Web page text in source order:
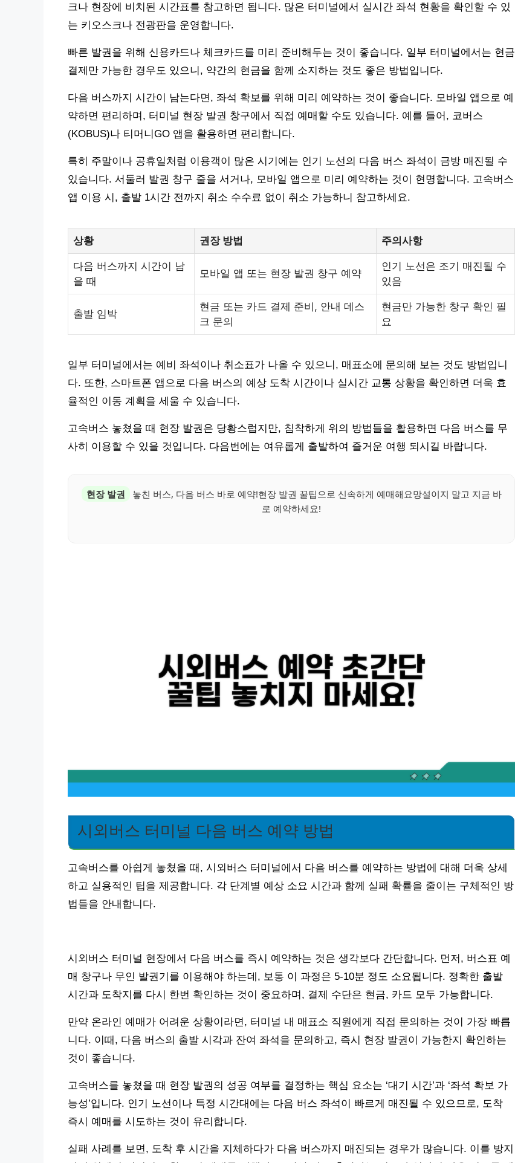
크나 현장에 비치된 시간표를 참고하면 됩니다. 많은 터미널에서 실시간 좌석 현황을 확인할 수 있
는 키오스크나 전광판을 운영합니다.
빠른 발권을 위해 신용카드나 체크카드를 미리 준비해두는 것이 좋습니다. 일부 터미널에서는 현금
결제만 가능한 경우도 있으니, 약간의 현금을 함께 소지하는 것도 좋은 방법입니다.
다음 버스까지 시간이 남는다면, 좌석 확보를 위해 미리 예약하는 것이 좋습니다. 모바일 앱으로 예
약하면 편리하며, 터미널 현장 발권 창구에서 직접 예매할 수도 있습니다. 예를 들어, 코버스
(KOBUS)나 티머니GO 앱을 활용하면 편리합니다.
특히 주말이나 공휴일처럼 이용객이 많은 시기에는 인기 노선의 다음 버스 좌석이 금방 매진될 수
있습니다. 서둘러 발권 창구 줄을 서거나, 모바일 앱으로 미리 예약하는 것이 현명합니다. 고속버스
앱 이용 시, 출발 1시간 전까지 취소 수수료 없이 취소 가능하니 참고하세요.
상황 권장 방법 주의사항
다음 버스까지 시간이 남
을 때
모바일 앱 또는 현장 발권 창구 예약
인기 노선은 조기 매진될 수
있음
출발 임박
현금 또는 카드 결제 준비, 안내 데스
크 문의
현금만 가능한 창구 확인 필
요
일부 터미널에서는 예비 좌석이나 취소표가 나올 수 있으니, 매표소에 문의해 보는 것도 방법입니
다. 또한, 스마트폰 앱으로 다음 버스의 예상 도착 시간이나 실시간 교통 상황을 확인하면 더욱 효
율적인 이동 계획을 세울 수 있습니다.
고속버스 놓쳤을 때 현장 발권은 당황스럽지만, 침착하게 위의 방법들을 활용하면 다음 버스를 무
사히 이용할 수 있을 것입니다. 다음번에는 여유롭게 출발하여 즐거운 여행 되시길 바랍니다.
현장 발권
놓친 버스, 다음 버스 바로 예약!현장 발권 꿀팁으로 신속하게 예매해요망설이지 말고 지금 바
로 예약하세요!
시외버스 터미널 다음 버스 예약 방법
고속버스를 아쉽게 놓쳤을 때, 시외버스 터미널에서 다음 버스를 예약하는 방법에 대해 더욱 상세
하고 실용적인 팁을 제공합니다. 각 단계별 예상 소요 시간과 함께 실패 확률을 줄이는 구체적인 방
법들을 안내합니다.
시외버스 터미널 현장에서 다음 버스를 즉시 예약하는 것은 생각보다 간단합니다. 먼저, 버스표 예
매 창구나 무인 발권기를 이용해야 하는데, 보통 이 과정은 5-10분 정도 소요됩니다. 정확한 출발
시간과 도착지를 다시 한번 확인하는 것이 중요하며, 결제 수단은 현금, 카드 모두 가능합니다.
만약 온라인 예매가 어려운 상황이라면, 터미널 내 매표소 직원에게 직접 문의하는 것이 가장 빠릅
니다. 이때, 다음 버스의 출발 시각과 잔여 좌석을 문의하고, 즉시 현장 발권이 가능한지 확인하는
것이 좋습니다.
고속버스를 놓쳤을 때 현장 발권의 성공 여부를 결정하는 핵심 요소는 ‘대기 시간’과 ‘좌석 확보 가
능성’입니다. 인기 노선이나 특정 시간대에는 다음 버스 좌석이 빠르게 매진될 수 있으므로, 도착
즉시 예매를 시도하는 것이 유리합니다.
실패 사례를 보면, 도착 후 시간을 지체하다가 다음 버스까지 매진되는 경우가 많습니다. 이를 방지